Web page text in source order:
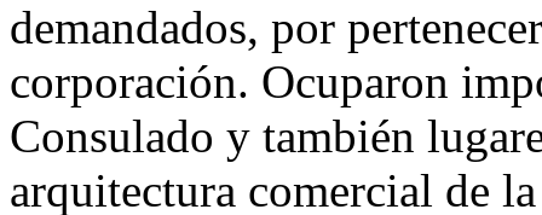
demandados, por
corporación. Ocuparon
Consulado y también
arquitectura comercial de